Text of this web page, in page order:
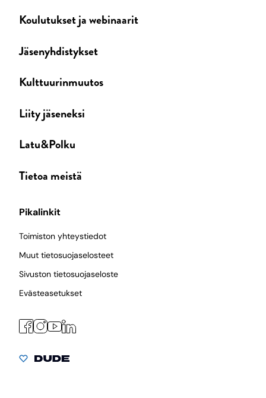
Koulutukset ja webinaarit
Jäsenyhdistykset
Kulttuurinmuutos
Liity jäseneksi
Latu&Polku
Tietoa meistä
Pikalinkit
Toimiston yhteystiedot
Muut tietosuojaselosteet
Sivuston tietosuojaseloste
Evästeasetukset
Facebook
Instagram
YouTube
LinkedIn